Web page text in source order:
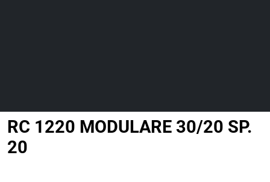
RC 1220 MODULARE 30/20 SP.
20